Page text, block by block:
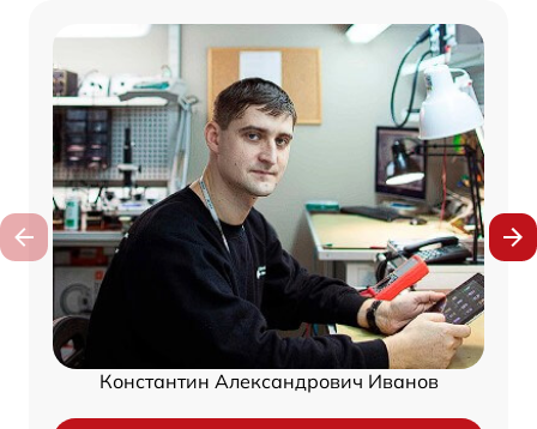
Константин Александрович Иванов